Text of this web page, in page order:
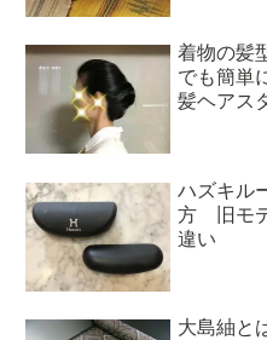
着物の髪
でも簡単
髪ヘアス
ハズキル
方 旧モ
違い
大島紬と